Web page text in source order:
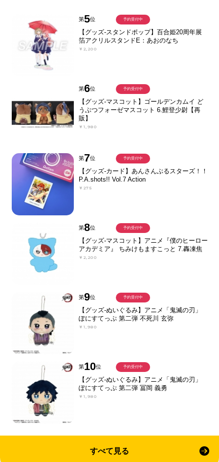
第5位
【グッズ-スタンドポップ】百合姫20周年展
箔アクリルスタンドE：あおのなち
￥2,200
予約受付中
第6位
【グッズ-マスコット】ゴールデンカムイ ど
うぶつフォーゼマスコット 6.鯉登少尉【再
販】
￥1,980
予約受付中
第7位
【グッズ-カード】あんさんぶるスターズ！！
P.A.shots!! Vol.7 Action
￥275
予約受付中
第8位
【グッズ-マスコット】アニメ『僕のヒーロー
アカデミア』 ちみけもますこっと 7.轟凍焦
￥2,200
予約受付中
第9位
【グッズ-ぬいぐるみ】アニメ「鬼滅の刃」
ぽにすてっぷ 第二弾 不死川 玄弥
￥1,980
予約受付中
第10位
【グッズ-ぬいぐるみ】アニメ「鬼滅の刃」
ぽにすてっぷ 第二弾 冨岡 義勇
￥1,980
予約受付中
すべて見る